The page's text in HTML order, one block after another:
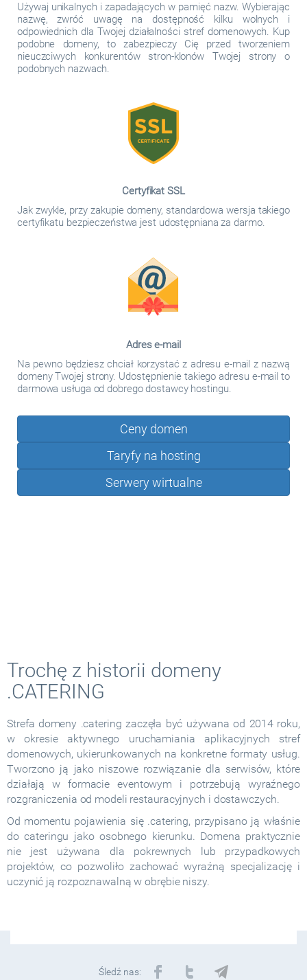
Trochę z historii domeny
.CATERING
Strefa domeny .catering zaczęła być używana od 2014 roku,
w okresie aktywnego uruchamiania aplikacyjnych stref
domenowych, ukierunkowanych na konkretne formaty usług.
Tworzono ją jako niszowe rozwiązanie dla serwisów, które
działają w formacie eventowym i potrzebują wyraźnego
rozgraniczenia od modeli restauracyjnych i dostawczych.
Od momentu pojawienia się .catering, przypisano ją właśnie
do cateringu jako osobnego kierunku. Domena praktycznie
nie jest używana dla pokrewnych lub przypadkowych
projektów, co pozwoliło zachować wyraźną specjalizację i
uczynić ją rozpoznawalną w obrębie niszy.
Używaj unikalnych i zapadających w pamięć nazw. Wybierając
nazwę, zwróć uwagę na dostępność kilku wolnych i
odpowiednich dla Twojej działalności stref domenowych. Kup
podobne domeny, to zabezpieczy Cię przed tworzeniem
nieuczciwych konkurentów stron-klonów Twojej strony o
podobnych nazwach.
Certyfikat SSL
Jak zwykle, przy zakupie domeny, standardowa wersja takiego
certyfikatu bezpieczeństwa jest udostępniana za darmo.
Adres e-mail
Na pewno będziesz chciał korzystać z adresu e-mail z nazwą
domeny Twojej strony. Udostępnienie takiego adresu e-mail to
darmowa usługa od dobrego dostawcy hostingu.
Ceny domen
Taryfy na hosting
Serwery wirtualne
Śledź nas: